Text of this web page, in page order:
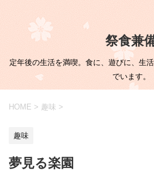
祭食兼
定年後の生活を満喫。食に、遊びに、生
でいます。
HOME > 趣味 >
趣味
夢見る楽園